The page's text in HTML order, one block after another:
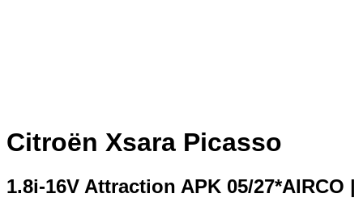
Citroën Xsara Picasso
1.8i-16V Attraction APK 05/27*AIRCO |